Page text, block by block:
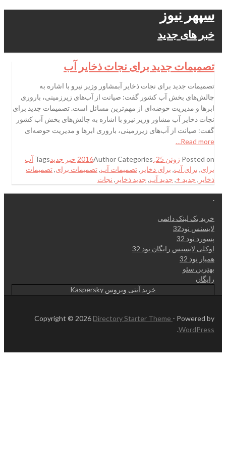
سپهر نیوز
خبر های جدید
تصمیمات جدید برای نجات ذخایر آب
تصمیمات جدید برای نجات ذخایر آبمشاور وزیر نیرو با اشاره به
چالش‌های بخش آب کشور گفت: صیانت از آب‌های زیرزمینی، باروری
ابرها و مدیریت حوضه‌ای از مهم‌ترین مسائل است. تصمیمات جدید برای
نجات ذخایر آب مشاور وزیر نیرو با اشاره به چالش‌های بخش آب کشور
گفت: صیانت از آب‌های زیرزمینی، باروری ابرها و مدیریت حوضه‌ای
Read more…
Posted on ژوئن 25, 2016 AuthorCategories خبر جدیدTags آب
برای, برای آب, برای ذخایر ,تصمیمات آب,تصمیمات برای,تصمیمات
ذخایر , جدید +, جدید آب, جدید ذخایر , نجات
.
خرید بک لینک دائمی
لایسنس نود32
پسورد نود 32
اوکلی لایسنس رایگان نود 32
همیار نود 32
بهترین سئو
رایگان
خرید آنتی ویروس Kaspersky
Copyright © 2026 Directory Starter Theme - Powered by
WordPress
.